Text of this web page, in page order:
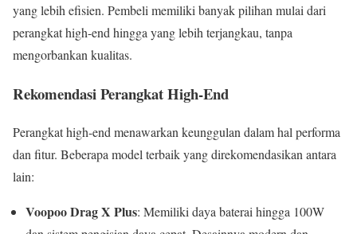
yang lebih efisien. Pembeli memiliki banyak pilihan mulai dari
perangkat high-end hingga yang lebih terjangkau, tanpa
mengorbankan kualitas.
Rekomendasi Perangkat High-End
Perangkat high-end menawarkan keunggulan dalam hal performa
dan fitur. Beberapa model terbaik yang direkomendasikan antara
lain:
Voopoo Drag X Plus: Memiliki daya baterai hingga 100W